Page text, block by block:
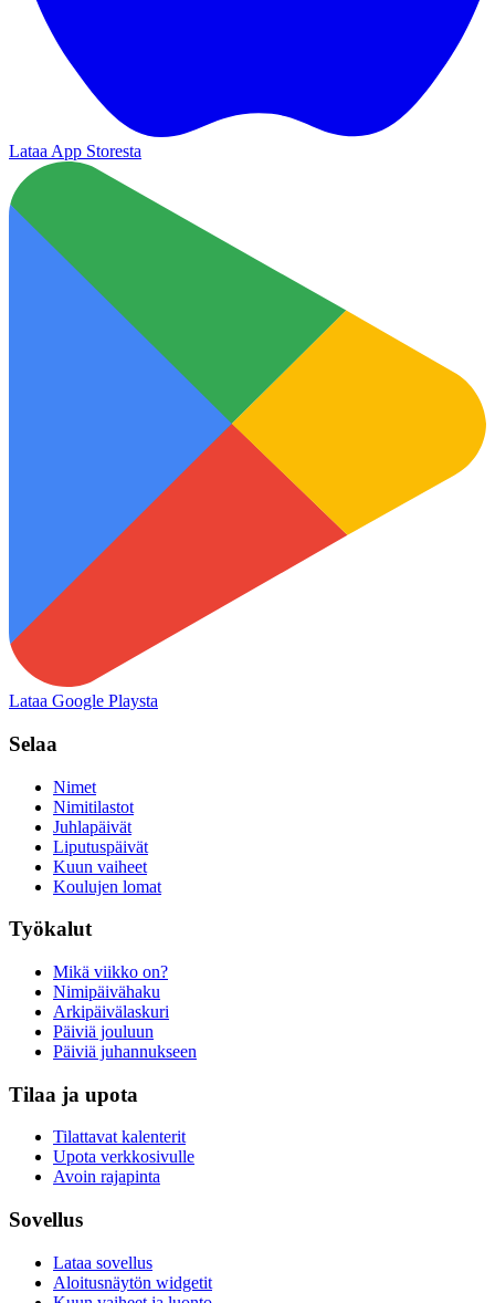
Lataa App Storesta
Lataa Google Playsta
Selaa
Nimet
Nimitilastot
Juhlapäivät
Liputuspäivät
Kuun vaiheet
Koulujen lomat
Työkalut
Mikä viikko on?
Nimipäivähaku
Arkipäivälaskuri
Päiviä jouluun
Päiviä juhannukseen
Tilaa ja upota
Tilattavat kalenterit
Upota verkkosivulle
Avoin rajapinta
Sovellus
Lataa sovellus
Aloitusnäytön widgetit